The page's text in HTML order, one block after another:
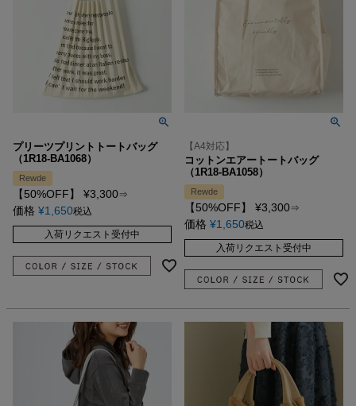
プリーツプリントトートバッグ
（1R18-BA1068）
Rewde
【50%OFF】 ¥3,300⇒
価格 ¥1,650税込
入荷リクエスト受付中
【A4対応】
コットンエアートートバッグ
（1R18-BA1058）
Rewde
【50%OFF】 ¥3,300⇒
価格 ¥1,650税込
入荷リクエスト受付中